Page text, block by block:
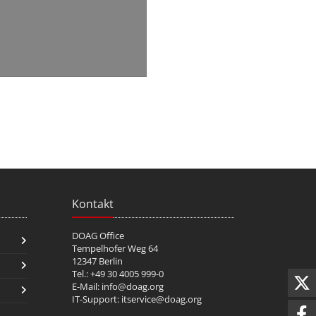
Kontakt
DOAG Office
Tempelhofer Weg 64
12347 Berlin
Tel.: +49 30 4005 999-0
E-Mail: info@doag.org
IT-Support: itservice@doag.org